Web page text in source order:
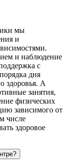
мы
и
и наблюдение
с
дня
здоровья. А
занятия,
физических
зависимого от
числе
здоровое